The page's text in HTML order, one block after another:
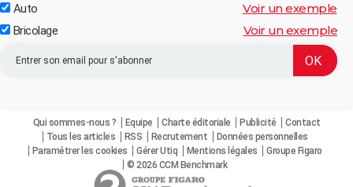
Auto Voir un exemple
Bricolage Voir un exemple
Qui sommes-nous ? Equipe Charte éditoriale Publicité
Contact
Tous les articles
RSS Recrutement
Données personnelles
Paramétrer les cookies
Gérer Utiq Mentions légales
Groupe Figaro
© 2026 CCM Benchmark